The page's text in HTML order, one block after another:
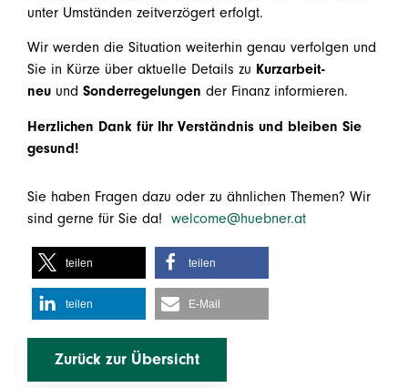
unter Umständen zeitverzögert erfolgt.
Wir werden die Situation weiterhin genau verfolgen und
Sie in Kürze über aktuelle Details zu Kurzarbeit-
neu und Sonderregelungen der Finanz informieren.
Herzlichen Dank für Ihr Verständnis und bleiben Sie
gesund!
Sie haben Fragen dazu oder zu ähnlichen Themen? Wir
sind gerne für Sie da! welcome@huebner.at
teilen teilen
teilen E-Mail
Zurück zur Übersicht